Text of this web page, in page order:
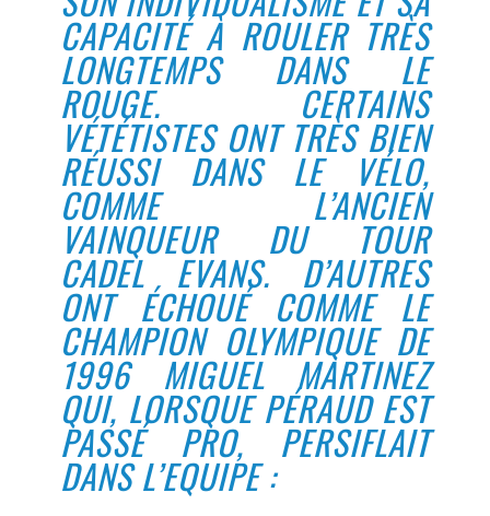
CAPACITÉ À ROULER TRÈS
LONGTEMPS DANS LE
ROUGE. CERTAINS
VÉTÉTISTES ONT TRÈS BIEN
RÉUSSI DANS LE VÉLO,
COMME L’ANCIEN
VAINQUEUR DU TOUR
CADEL EVANS. D’AUTRES
ONT ÉCHOUÉ COMME LE
CHAMPION OLYMPIQUE DE
1996 MIGUEL MARTINEZ
QUI, LORSQUE PÉRAUD EST
PASSÉ PRO, PERSIFLAIT
DANS L’EQUIPE :